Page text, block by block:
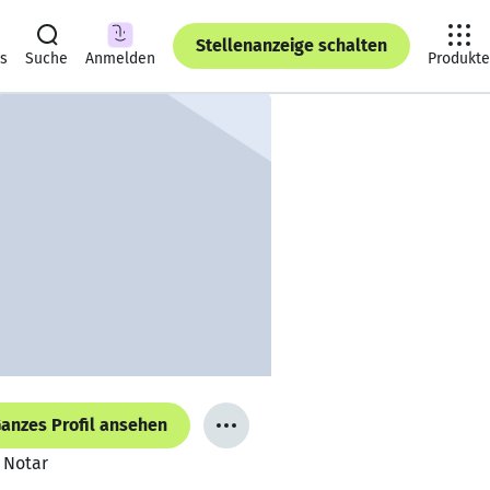
Suche Anmelden
Stellenanzeige schalten
Produkte
Profil ansehen
Notar